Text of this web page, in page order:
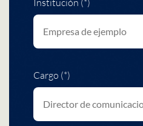
Institución (*)
Cargo (*)